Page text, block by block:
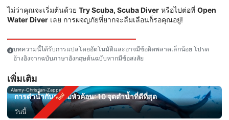
ไม่ว่าคุณจะเริ่มต้นด้วย Try Scuba, Scuba Diver หรือไปต่อที่ Open
Water Diver เลย การผจญภัยที่ยากจะลืมเลือนก็รอคุณอยู่!
บทความนี้ได้รับการแปลโดยอัตโนมัติและอาจมีข้อผิดพลาดเล็กน้อย โปรด
อ้างอิงจากฉบับภาษาอังกฤษต้นฉบับหากมีข้อสงสัย
เพิ่มเติม
Alamy-Christian-Zappel
การดำน้ำกับฉลามหัวค้อน: 10 จุดดำน้ำที่ดีที่สุด
วันนี้